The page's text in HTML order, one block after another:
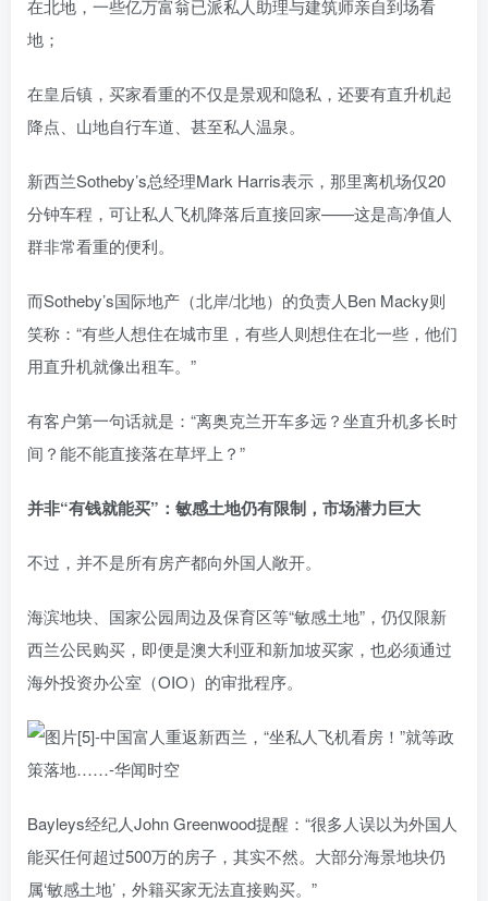
在北地，一些亿万富翁已派私人助理与建筑师亲自到场看
地；
在皇后镇，买家看重的不仅是景观和隐私，还要有直升机起
降点、山地自行车道、甚至私人温泉。
新西兰Sotheby’s总经理Mark Harris表示，那里离机场仅20
分钟车程，可让私人飞机降落后直接回家——这是高净值人
群非常看重的便利。
而Sotheby’s国际地产（北岸/北地）的负责人Ben Macky则
笑称：“有些人想住在城市里，有些人则想住在北一些，他们
用直升机就像出租车。”
有客户第一句话就是：“离奥克兰开车多远？坐直升机多长时
间？能不能直接落在草坪上？”
并非“有钱就能买”：敏感土地仍有限制，市场潜力巨大
不过，并不是所有房产都向外国人敞开。
海滨地块、国家公园周边及保育区等“敏感土地”，仍仅限新
西兰公民购买，即便是澳大利亚和新加坡买家，也必须通过
海外投资办公室（OIO）的审批程序。
Bayleys经纪人John Greenwood提醒：“很多人误以为外国人
能买任何超过500万的房子，其实不然。大部分海景地块仍
属‘敏感土地’，外籍买家无法直接购买。”